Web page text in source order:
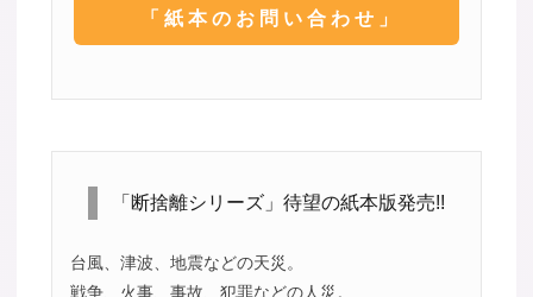
「紙本のお問い合わせ」
「断捨離シリーズ」待望の紙本版発売!!
台風、津波、地震などの天災。
戦争、火事、事故、犯罪などの人災。